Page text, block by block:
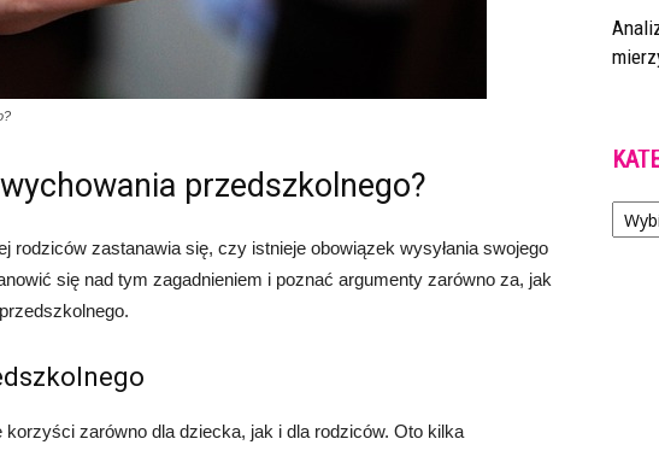
przedszkolnego?
rodziców zastanawia się, czy istnieje obowiązek wysyłania swojego
się nad tym zagadnieniem i poznać argumenty zarówno za, jak
zarówno dla dziecka, jak i dla rodziców. Oto kilka